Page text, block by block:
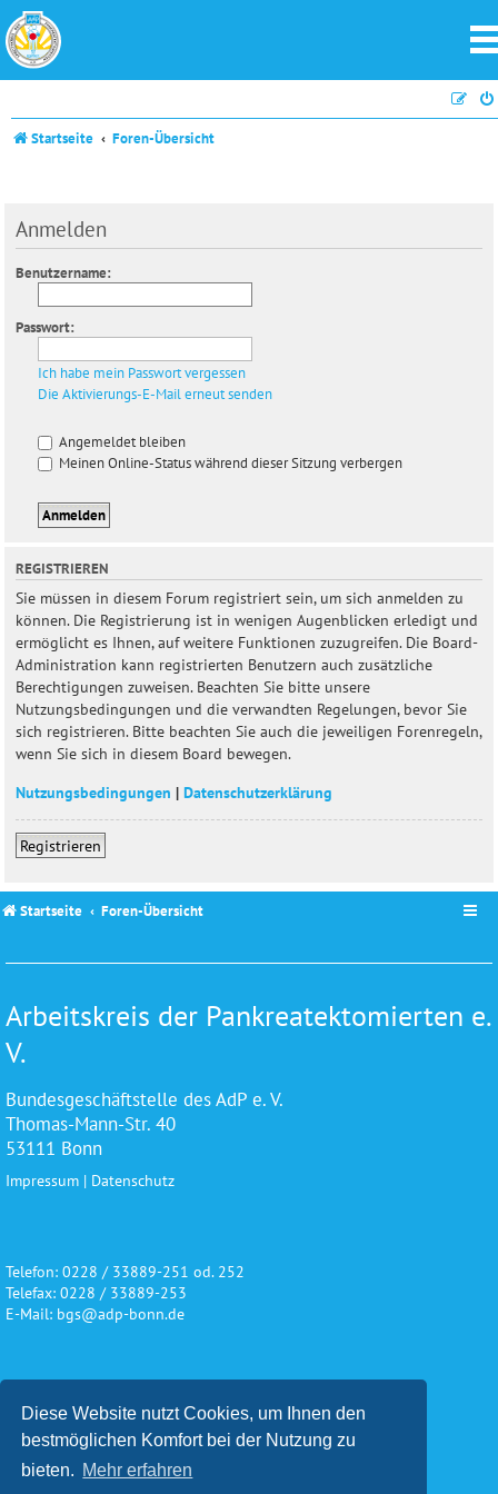
Diese Website nutzt Cookies, um Ihnen den
bestmöglichen Komfort bei der Nutzung zu
bieten. Mehr erfahren
Startseite Foren-Übersicht
Anmelden
Benutzername:
Passwort:
Ich habe mein Passwort vergessen
Die Aktivierungs-E-Mail erneut senden
Angemeldet bleiben
Meinen Online-Status während dieser Sitzung verbergen
REGISTRIEREN
Sie müssen in diesem Forum registriert sein, um sich anmelden zu
können. Die Registrierung ist in wenigen Augenblicken erledigt und
ermöglicht es Ihnen, auf weitere Funktionen zuzugreifen. Die Board-
Administration kann registrierten Benutzern auch zusätzliche
Berechtigungen zuweisen. Beachten Sie bitte unsere
Nutzungsbedingungen und die verwandten Regelungen, bevor Sie
sich registrieren. Bitte beachten Sie auch die jeweiligen Forenregeln,
wenn Sie sich in diesem Board bewegen.
Nutzungsbedingungen | Datenschutzerklärung
Registrieren
Startseite Foren-Übersicht
Arbeitskreis der Pankreatektomierten e.
V.
Bundesgeschäftstelle des AdP e. V.
Thomas-Mann-Str. 40
53111 Bonn
Impressum | Datenschutz
Telefon: 0228 / 33889-251 od. 252
Telefax: 0228 / 33889-253
E-Mail: bgs@adp-bonn.de
Wir danken für die freundliche
Unterstützung und Förderung